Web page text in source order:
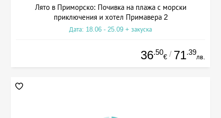
Лято в Приморско: Почивка на плажа с морски
приключения и хотел Примавера 2
Дата: 18.06 - 25.09 + закуска
36.50
€ / 71.39
лв.